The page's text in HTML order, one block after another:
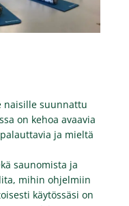
naisille suunnattu
on kehoa avaavia
ja mieltä
saunomista ja
mihin ohjelmiin
käytössäsi on